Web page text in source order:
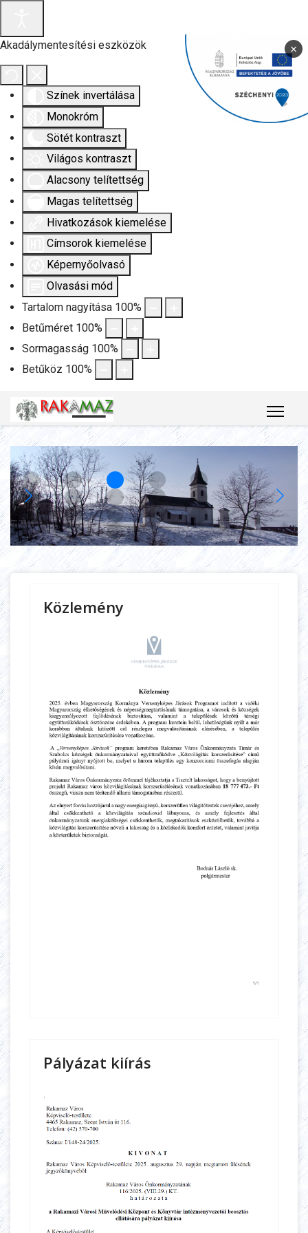
Akadálymentesítési eszközök
Színek invertálása
Monokróm
Sötét kontraszt
Világos kontraszt
Alacsony telítettség
Magas telítettség
Hivatkozások kiemelése
Címsorok kiemelése
Képernyőolvasó
Olvasási mód
Tartalom nagyítása 100%
Betűméret 100%
Sormagasság 100%
Betűköz 100%
Közlemény
Pályázat kiírás
.
×